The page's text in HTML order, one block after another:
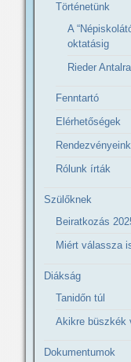
Történetünk
A
oktatásig
Rieder
Fenntartó
Elérhetőségek
Rendezvényeink
Rólunk írták
Szülőknek
Beiratkozás
Miért válassza
Diákság
Tanidőn túl
Akikre büszkék
Dokumentumok